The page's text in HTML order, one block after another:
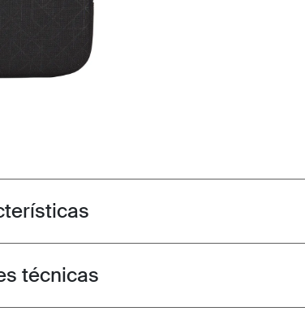
features
techspec
técnicas